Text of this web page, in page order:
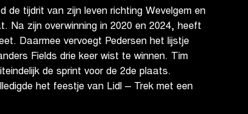
de tijdrit van zijn leven richting Wevelgem en
Na zijn overwinning in 2020 en 2024, heeft
Daarmee vervoegt Pedersen het lijstje
Fields drie keer wist te winnen. Tim
de sprint voor de 2de plaats.
het feestje van Lidl – Trek met een